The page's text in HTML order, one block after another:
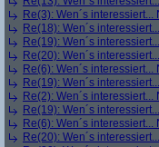
Re(3): Wen´s interessiert...
Re(18): Wen´s
Re(19): Wen´s
Re(20): Wen´s
Re(6): Wen´s interessiert...
Re(19): Wen´s
Re(2): Wen´s interessiert...
Re(19): Wen´s
Re(6): Wen´s interessiert...
Re(20): Wen´s